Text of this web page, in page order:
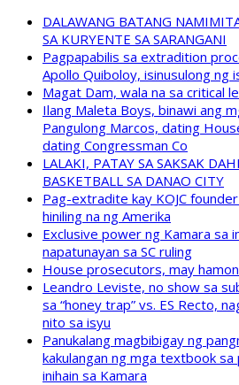
DALAWANG BATANG
SA KURYENTE SA SARANGANI
Pagpapabilis sa extradition
Apollo Quiboloy, isinusulong ng
Magat Dam, wala na sa critical
Ilang Maleta Boys, binawi ang
Pangulong Marcos, dating
dating Congressman Co
LALAKI, PATAY SA SAKSAK
BASKETBALL SA DANAO CITY
Pag-extradite kay KOJC
hiniling na ng Amerika
Exclusive power ng Kamara sa
napatunayan sa SC ruling
House prosecutors, may
Leandro Leviste, no show sa
sa “honey trap” vs. ES Recto,
nito sa isyu
Panukalang magbibigay ng
kakulangan ng mga textbook sa
inihain sa Kamara